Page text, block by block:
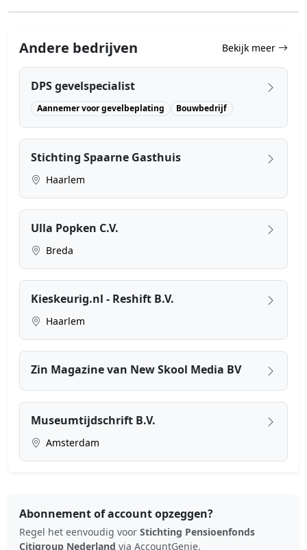
Andere bedrijven Bekijk meer
DPS gevelspecialist
Aannemer voor gevelbeplating Bouwbedrijf
Stichting Spaarne Gasthuis
Haarlem
Ulla Popken C.V.
Breda
Kieskeurig.nl - Reshift B.V.
Haarlem
Zin Magazine van New Skool Media BV
Museumtijdschrift B.V.
Amsterdam
Abonnement of account opzeggen?
Regel het eenvoudig voor Stichting Pensioenfonds
Citigroup Nederland via AccountGenie.